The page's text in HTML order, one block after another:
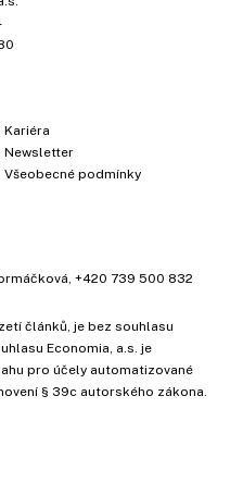
Kariéra
Newsletter
Všeobecné podmínky
, +420 739 500 832
článků, je bez souhlasu
Economia, a.s. je
pro účely automatizované
§ 39c autorského zákona.